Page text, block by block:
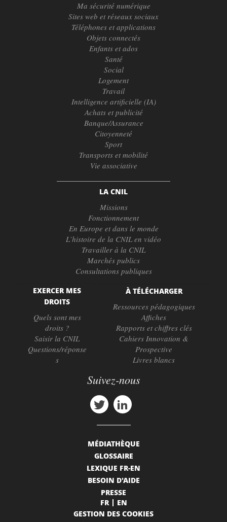
Ma sécurité numérique
Sites web et réseaux sociaux
Téléphones et applications
Objets connectés
Enfants et ados
Santé
Social
Logement
Travail
Intelligence artificielle (IA)
Achats et publicité
Banque/Assurance
Citoyenneté
Sport
Transports et mobilité
Vie associative
LA CNIL
Missions
Fonctionnement
En Europe et dans le monde
L’histoire de la CNIL en vidéo
Travailler à la CNIL
Marchés publics
Consultations publiques
EXERCER MES
DROITS
Quels sont mes
droits ?
Saisir la CNIL
Questions/réponse
s
À TÉLÉCHARGER
Ressources pédagogiques
Affiches
Rapports et chiffres clés
Cahiers Innovation &
Prospective
Livres blancs
Suivez-nous
MÉDIATHÈQUE
GLOSSAIRE
LEXIQUE FR-EN
BESOIN D'AIDE
PRESSE
FR
EN
GESTION DES COOKIES